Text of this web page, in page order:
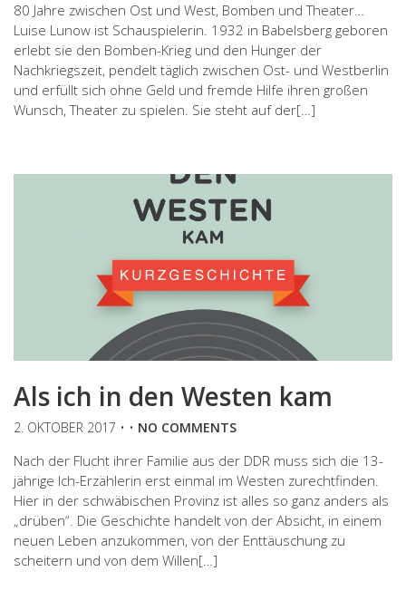
80 Jahre zwischen Ost und West, Bomben und Theater…
Luise Lunow ist Schauspielerin. 1932 in Babelsberg geboren
erlebt sie den Bomben-Krieg und den Hunger der
Nachkriegszeit, pendelt täglich zwischen Ost- und Westberlin
und erfüllt sich ohne Geld und fremde Hilfe ihren großen
Wunsch, Theater zu spielen. Sie steht auf der[…]
Als ich in den Westen kam
2. OKTOBER 2017 • • NO COMMENTS
Nach der Flucht ihrer Familie aus der DDR muss sich die 13-
jährige Ich-Erzählerin erst einmal im Westen zurechtfinden.
Hier in der schwäbischen Provinz ist alles so ganz anders als
„drüben“. Die Geschichte handelt von der Absicht, in einem
neuen Leben anzukommen, von der Enttäuschung zu
scheitern und von dem Willen[…]